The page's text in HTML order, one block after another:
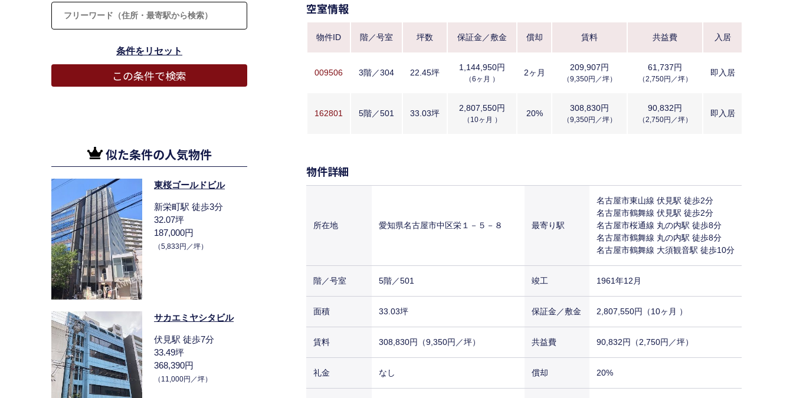
空室情報
物件ID 階／号室 坪数 保証金／敷金 償却 賃料 共益費 入居
009506 3階／304 22.45坪
1,144,950円
（6ヶ月 ）
2ヶ月
209,907円
（9,350円／坪）
61,737円
（2,750円／坪）
即入居
162801 5階／501 33.03坪
2,807,550円
（10ヶ月 ）
20%
308,830円
（9,350円／坪）
90,832円
（2,750円／坪）
即入居
物件詳細
所在地 愛知県名古屋市中区栄１－５－８ 最寄り駅
名古屋市東山線 伏見駅 徒歩2分
名古屋市鶴舞線 伏見駅 徒歩2分
名古屋市桜通線 丸の内駅 徒歩8分
名古屋市鶴舞線 丸の内駅 徒歩8分
名古屋市鶴舞線 大須観音駅 徒歩10分
階／号室 5階／501 竣工 1961年12月
面積 33.03坪 保証金／敷金 2,807,550円（10ヶ月 ）
賃料 308,830円（9,350円／坪） 共益費 90,832円（2,750円／坪）
礼金 なし 償却 20%
似た条件の人気物件
東桜ゴールドビル
新栄町駅 徒歩3分
32.07坪
187,000円
（5,833円／坪）
サカエミヤシタビル
伏見駅 徒歩7分
33.49坪
368,390円
（11,000円／坪）